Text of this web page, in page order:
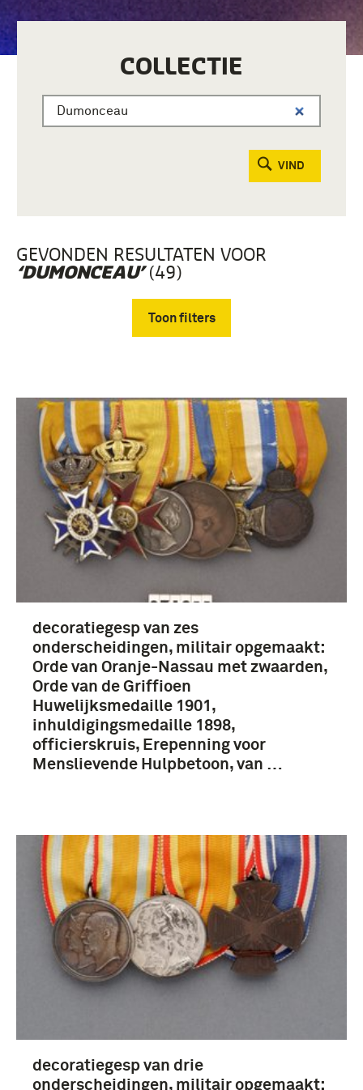
COLLECTIE
VIND
GEVONDEN RESULTATEN VOOR
‘DUMONCEAU’(49)
Toon filters
Prenten en Tekeningen (23)
Fotografisch materiaal (9)
Dumonceau, R. (10)
Hoofdcursus der Artillerie (9)
Tromp, J.A. (9)
Dumonceau, Jean-Baptiste (8)
Nederland (5)
decoratiegesp van zes
onderscheidingen, militair opgemaakt:
Orde van Oranje-Nassau met zwaarden,
Orde van de Griffioen
Huwelijksmedaille 1901,
inhuldigingsmedaille 1898,
officierskruis, Erepenning voor
Menslievende Hulpbetoon, van …
decoratiegesp van drie
onderscheidingen, militair opgemaakt: